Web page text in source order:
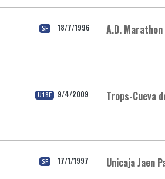
SF 18/7/1996 A.D. Marathon
U18F 9/4/2009 Trops-Cueva
SF 17/1/1997 Unicaja Jaen